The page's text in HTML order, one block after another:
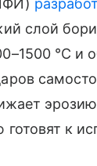
слой
°C и
к